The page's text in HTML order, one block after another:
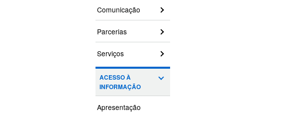
Comunicação
Parcerias
Serviços
ACESSO À
INFORMAÇÃO
Apresentação